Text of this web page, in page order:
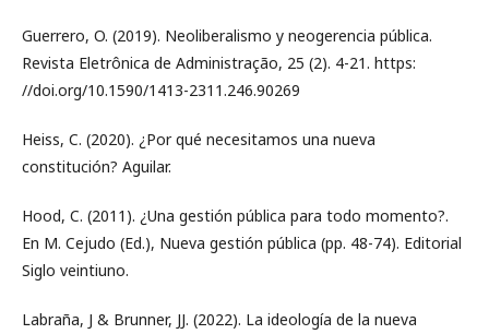
Guerrero, O. (2019). Neoliberalismo y neogerencia pública.
Revista Eletrônica de Administração, 25 (2). 4-21. https:
//doi.org/10.1590/1413-2311.246.90269
Heiss, C. (2020). ¿Por qué necesitamos una nueva
constitución? Aguilar.
Hood, C. (2011). ¿Una gestión pública para todo momento?.
En M. Cejudo (Ed.), Nueva gestión pública (pp. 48-74). Editorial
Siglo veintiuno.
Labraña, J & Brunner, JJ. (2022). La ideología de la nueva